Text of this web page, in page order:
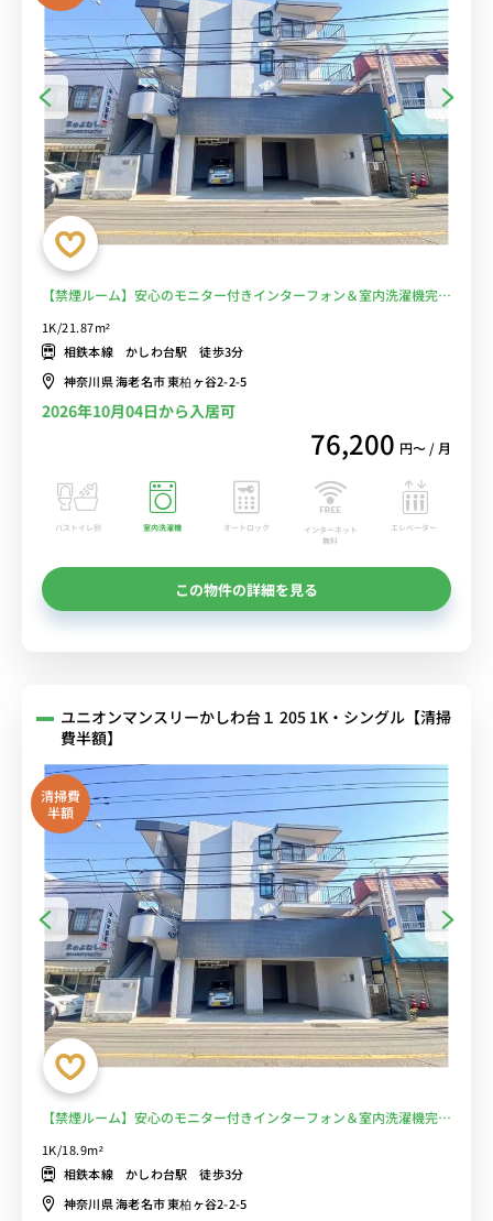
【禁煙ルーム】安心のモニター付きインターフォン＆室内洗濯機完
直通線利用で羽沢横浜国大駅や渋谷駅まで乗り換えなしでアクセス■
選べるWi-Fi格安レンタル中！
1K/21.87m²
相鉄本線 かしわ台駅 徒歩3分
神奈川県 海老名市 東柏ヶ谷2-2-5
2026年10月04日から入居可
76,200 円〜 / 月
バストイレ別 室内洗濯機 オートロック
インターネット
無料
エレベーター
この物件の詳細を見る
ユニオンマンスリーかしわ台１ 205 1K・シングル【清掃
費半額】
清掃費
半額
【禁煙ルーム】安心のモニター付きインターフォン＆室内洗濯機完
備！ソファのあるお部屋/相鉄本線沿線＆海老名駅まで1駅♪JR相鉄
直通線利用で羽沢横浜国大駅や渋谷駅まで乗り換えなしでアクセス■
選べるWi-Fi格安レンタル中！
1K/18.9m²
相鉄本線 かしわ台駅 徒歩3分
神奈川県 海老名市 東柏ヶ谷2-2-5